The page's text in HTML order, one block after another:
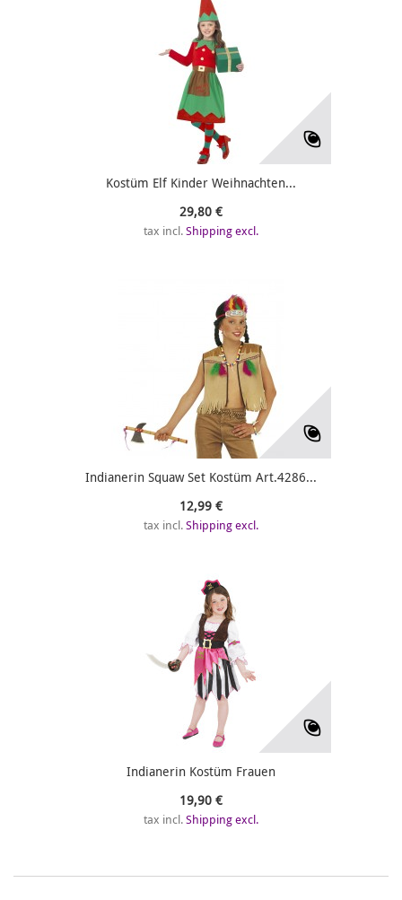
Kostüm Elf Kinder Weihnachten...
29,80 €
tax incl.Shipping excl.
Indianerin Squaw Set Kostüm Art.4286...
12,99 €
tax incl.Shipping excl.
Indianerin Kostüm Frauen
19,90 €
tax incl.Shipping excl.